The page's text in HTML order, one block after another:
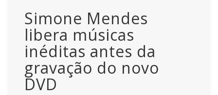
Simone Mendes
libera músicas
inéditas antes da
gravação do novo
DVD